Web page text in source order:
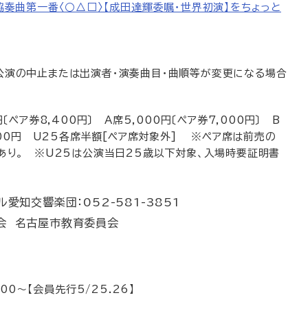
奏曲第一番〈○△□〉【成田達輝委嘱・世界初演】をちょっと
の中止または出演者・演奏曲目・曲順等が変更になる場合
ペア券8,400円〕 A席5,000円〔ペア券7,000円〕 B
U25各席半額[ペア席対象外] ※ペア席は前売の
あり。 ※U25は公演当日25歳以下対象、入場時要証明書
ル愛知交響楽団：052-581-3851
名古屋市教育委員会
～【会員先行5/25.26】